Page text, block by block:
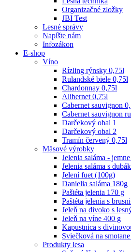
Organizačné zložky
JBI Test
Lesné správy
Napíšte nám
Infozákon
E-shop
Víno
Rízling rýnsky 0,75l
Rulandské biele 0,75l
Chardonnay 0,75l
Alibernet 0,75l
Cabernet sauvignon
Cabernet sauvignon
Darčekový obal 1
Darčekový obal 2
Tramín červený 0,75l
Mäsové výrobky
Jelenia saláma -
Jelenia saláma s
Jelení fuet (100g)
Danielia saláma 180g
Paštéta jelenia 170 g
Paštéta jelenia s
Jeleň na divoko s
Jeleň na víne 400 g
Kapustnica s
Sviečková na
Produkty lesa